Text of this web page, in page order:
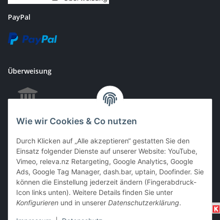
Wie wir Cookies & Co nutzen
Durch Klicken auf „Alle akzeptieren“ gestatten Sie den
Einsatz folgender Dienste auf unserer Website: YouTube,
Vimeo, releva.nz Retargeting, Google Analytics, Google
Ads, Google Tag Manager, dash.bar, uptain, Doofinder. Sie
können die Einstellung jederzeit ändern (Fingerabdruck-
Icon links unten). Weitere Details finden Sie unter
Konfigurieren und in unserer Datenschutzerklärung.
PayPal
Überweisung
EC & Kreditkartenzahlung bei Abholung
Barzahlung bei Abholung